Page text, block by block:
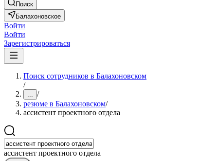
Поиск
Балахоновское
Войти
Войти
Зарегистрироваться
Поиск сотрудников в Балахоновском
/
... /
резюме в Балахоновском/
ассистент проектного отдела
ассистент проектного отдела